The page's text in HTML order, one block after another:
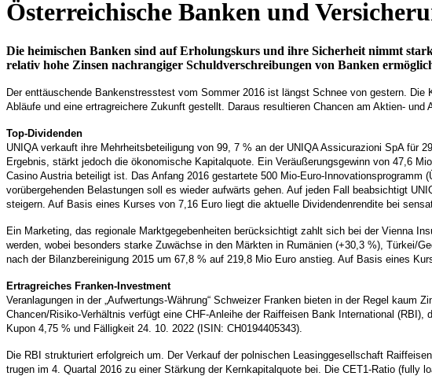
Österreichische Banken und
Die heimischen Banken sind auf Erholungskurs und ihre Sicherheit nimmt
relativ hohe Zinsen nachrangiger Schuldverschreibungen von Banken
Der enttäuschende Bankenstresstest vom Sommer 2016 ist längst Schnee von gestern.
Abläufe und eine ertragreichere Zukunft gestellt. Daraus resultieren Chancen am Aktien- und
Top-Dividenden
UNIQA verkauft ihre Mehrheitsbeteiligung von 99, 7 % an der UNIQA Assicurazioni SpA für
Ergebnis, stärkt jedoch die ökonomische Kapitalquote. Ein Veräußerungsgewinn von 47,6
Casino Austria beteiligt ist. Das Anfang 2016 gestartete 500 Mio-Euro-
vorübergehenden Belastungen soll es wieder aufwärts gehen. Auf jeden Fall beabsichtigt
steigern. Auf Basis eines Kurses von 7,16 Euro liegt die aktuelle Dividendenrendite bei
Ein Marketing, das regionale Marktgegebenheiten berücksichtigt zahlt sich bei der Vienna
werden, wobei besonders starke Zuwächse in den Märkten in Rumänien (+30,3 %), Türkei/
nach der Bilanzbereinigung 2015 um 67,8 % auf 219,8 Mio Euro anstieg. Auf Basis eines
Ertragreiches Franken-Investment
Veranlagungen in der „Aufwertungs-Währung“ Schweizer Franken bieten in der Regel
Chancen/Risiko-Verhältnis verfügt eine CHF-Anleihe der Raiffeisen Bank International
Kupon 4,75 % und Fälligkeit 24. 10. 2022 (ISIN: CH0194405343).
Die RBI strukturiert erfolgreich um. Der Verkauf der polnischen Leasinggesellschaft
trugen im 4. Quartal 2016 zu einer Stärkung der Kernkapitalquote bei. Die CET1-Ratio